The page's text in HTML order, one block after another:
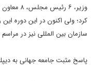
سازمان بین المللی نیز در
پاسخ مثبت جامعه جهانی به